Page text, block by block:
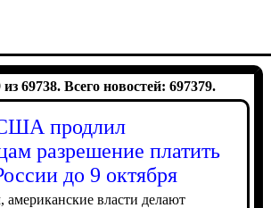
69738. Всего новостей: 697379.
продлил
разрешение платить
до 9 октября
американские власти делают